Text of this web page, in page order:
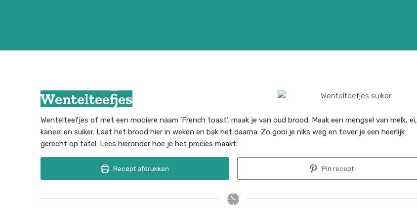
Wentelteefjes
Wentelteefjes of met een mooiere naam 'French toast', maak je van oud brood. Maak een mengsel van melk, ei,
kaneel en suiker. Laat het brood hier in weken en bak het daarna. Zo gooi je niks weg en tover je een heerlijk
gerecht op tafel. Lees hieronder hoe je het precies maakt.
Recept afdrukken Pin recept